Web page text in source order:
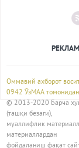
Оммавий ахборот
0942 ЎзМАА
© 2013-2020 Барча
(ташқи безаги),
муаллифлик
материаллардан
фойдаланиш фақат